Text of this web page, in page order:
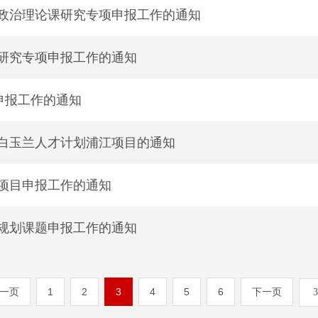
治理论课研究专项申报工作的通知
究专项申报工作的通知
报工作的通知
玉兰人才计划浦江项目的通知
目申报工作的通知
划课题申报工作的通知
页 1 2 3 4 5 6 下一页